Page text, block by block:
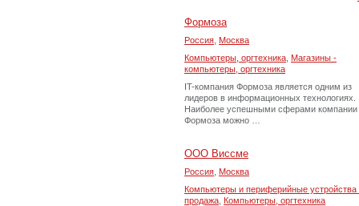
Формоза
Россия Москва
Компьютеры, оргтехника Магазины -
компьютеры, оргтехника
IT-компания Формоза является одним из
лидеров в информационных технологиях.
Наиболее успешными сферами компании
Формоза можно …
ООО Виссме
Россия Москва
Компьютеры и периферийные устройства
продажа Компьютеры, оргтехника